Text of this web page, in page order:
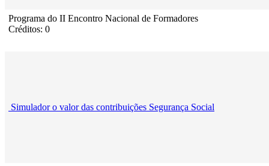
Programa do II Encontro Nacional de Formadores
Créditos: 0
Simulador o valor das contribuições Segurança Social